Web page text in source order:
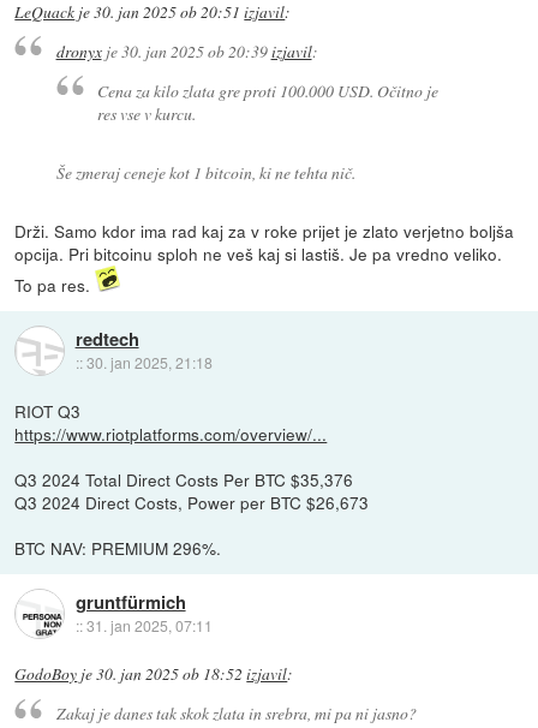
LeQuack je30. jan 2025 ob 20:51 izjavil:
dronyxje30. jan 2025 ob 20:39izjavil:
Cena za kilo zlata gre proti 100.000 USD. Očitno je
res vse v kurcu.
Še zmeraj ceneje kot 1 bitcoin, ki ne tehta nič.
Drži. Samo kdor ima rad kaj za v roke prijet je zlato verjetno boljša
opcija. Pri bitcoinu sploh ne veš kaj si lastiš. Je pa vredno veliko.
To pa res.
redtech
::30. jan 2025, 21:18
RIOT Q3
https://www.riotplatforms.com/overview/...
Q3 2024 Total Direct Costs Per BTC $35,376
Q3 2024 Direct Costs, Power per BTC $26,673
BTC NAV: PREMIUM 296%.
gruntfürmich
::31. jan 2025, 07:11
GodoBoy je30. jan 2025 ob 18:52 izjavil:
Zakaj je danes tak skok zlata in srebra, mi pa ni jasno?